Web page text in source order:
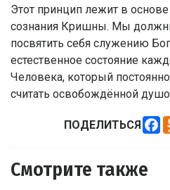
Этот принцип лежит в
сознания Кришны. Мы
посвятить себя служению
естественное состояние
Человека, который
считать освобождённой
ПОДЕЛИТЬСЯ
Смотрите также